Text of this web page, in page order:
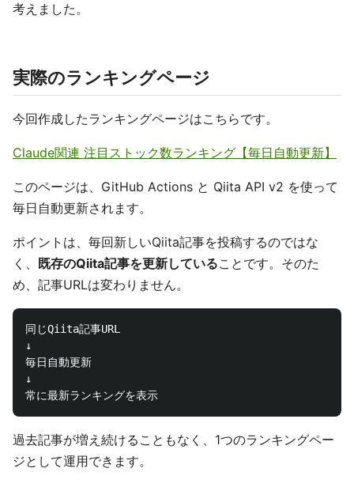
考えました。
実際のランキングページ
今回作成したランキングページはこちらです。
Claude関連 注目ストック数ランキング【毎日自動更新】
このページは、GitHub Actions と Qiita API v2 を使って
毎日自動更新されます。
ポイントは、毎回新しいQiita記事を投稿するのではな
く、 既存のQiita記事を更新していることです。そのた
め、記事URLは変わりません。
同じQiita記事URL
↓
毎日自動更新
↓
過去記事が増え続けることもなく、1つのランキングペー
ジとして運用できます。